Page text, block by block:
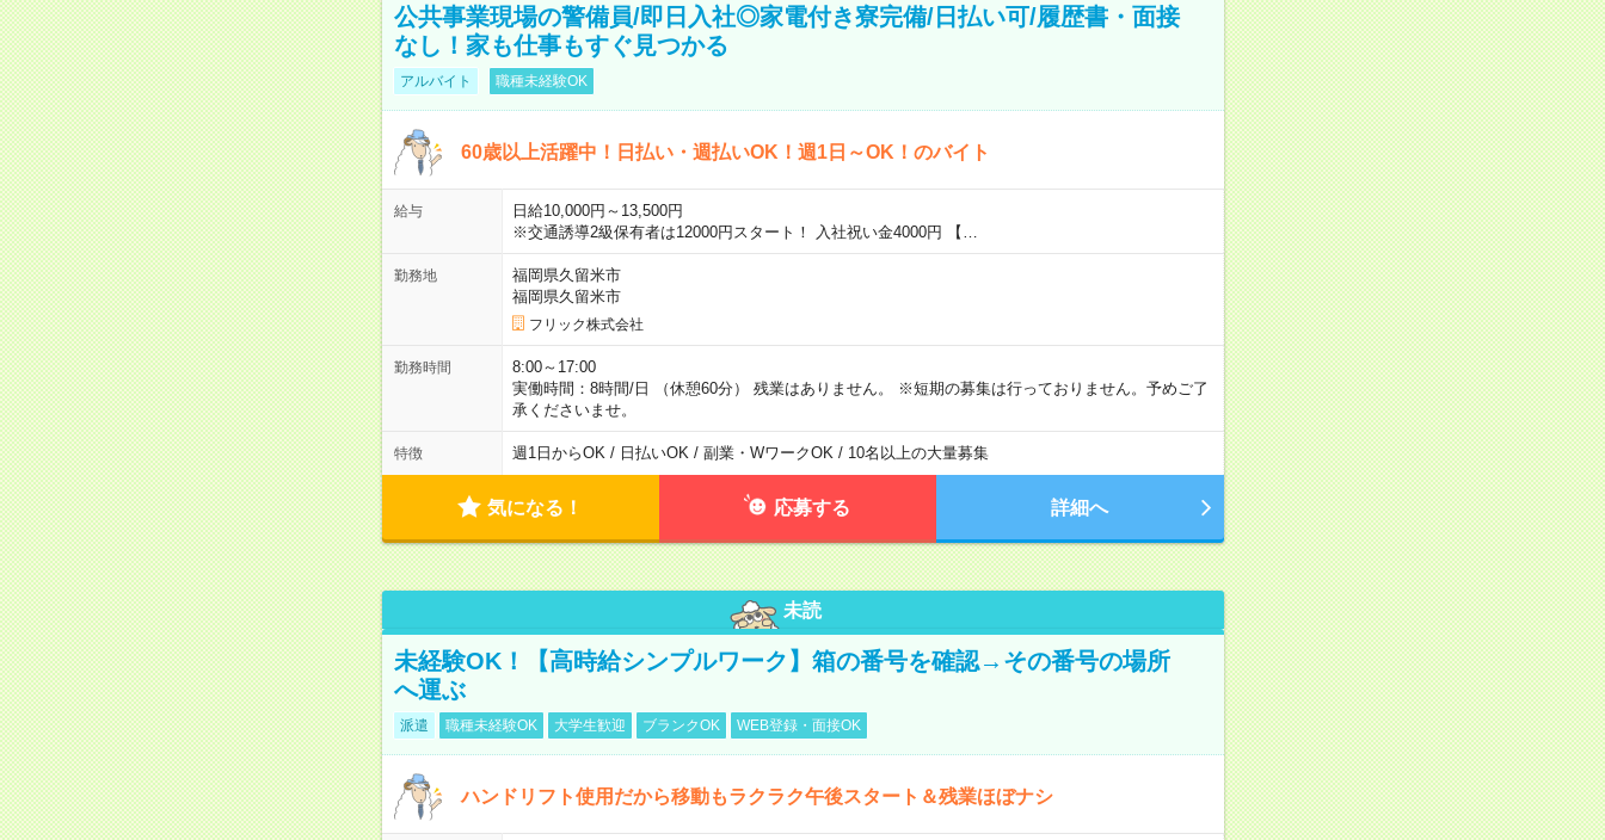
公共事業現場の警備員/即日入社◎家電付き寮完備/日払い可/履歴書・面接
なし！家も仕事もすぐ見つかる
アルバイト 職種未経験OK
60歳以上活躍中！日払い・週払いOK！週1日～OK！のバイト
給与
日給10,000円～13,500円
※交通誘導2級保有者は12000円スタート！ 入社祝い金4000円 【…
勤務地
福岡県久留米市
福岡県久留米市
フリック株式会社
勤務時間
8:00～17:00
実働時間：8時間/日 （休憩60分） 残業はありません。 ※短期の募集は行っておりません。予めご了
承くださいませ。
特徴 週1日からOK / 日払いOK / 副業・WワークOK / 10名以上の大量募集
気になる！ 応募する 詳細へ
未読
未経験OK！【高時給シンプルワーク】箱の番号を確認→その番号の場所
へ運ぶ
派遣 職種未経験OK 大学生歓迎 ブランクOK WEB登録・面接OK
ハンドリフト使用だから移動もラクラク午後スタート＆残業ほぼナシ